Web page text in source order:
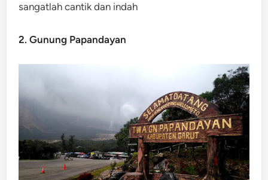
sangatlah cantik dan indah
2. Gunung Papandayan